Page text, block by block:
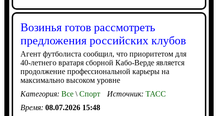
Возинья готов рассмотреть
предложения российских клубов
Агент футболиста сообщил, что приоритетом для
40-летнего вратаря сборной Кабо-Верде является
продолжение профессиональной карьеры на
максимально высоком уровне
Категория: Все\Спорт Источник: ТАСС
Время: 08.07.2026 15:48